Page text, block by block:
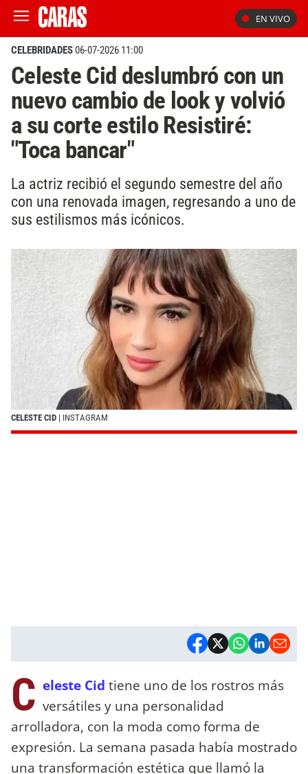
EN VIVO
CELEBRIDADES06-07-2026 11:00
Celeste Cid deslumbró con un
nuevo cambio de look y volvió
a su corte estilo Resistiré:
"Toca bancar"
La actriz recibió el segundo semestre del año
con una renovada imagen, regresando a uno de
sus estilismos más icónicos.
CELESTE CID | INSTAGRAM
C eleste Cid tiene uno de los rostros más
versátiles y una personalidad
arrolladora, con la moda como forma de
expresión. La semana pasada había mostrado
una transformación estética que llamó la